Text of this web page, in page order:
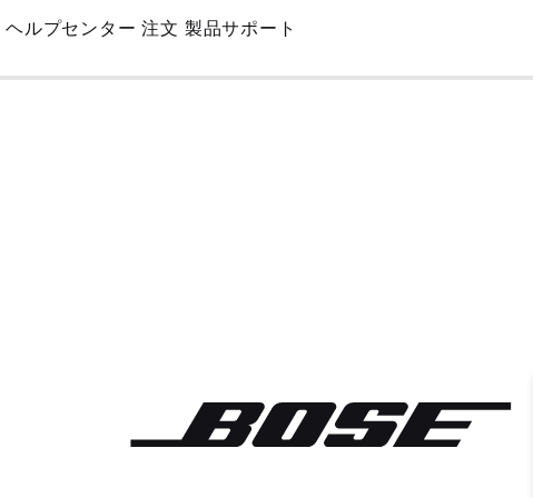
Skip
Main
ヘルプセンター 注文 製品サポート